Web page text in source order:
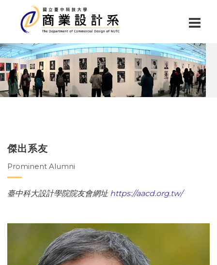
傑出系友
Prominent Alumni
臺中科大設計學院院友會網址 https://aacd.org.tw/